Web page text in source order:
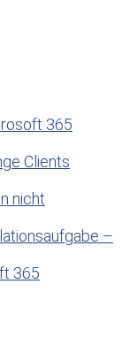
365
Clients
nicht
–
365